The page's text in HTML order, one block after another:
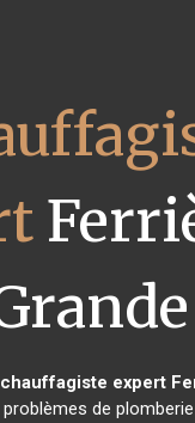
chauffagiste expert
de